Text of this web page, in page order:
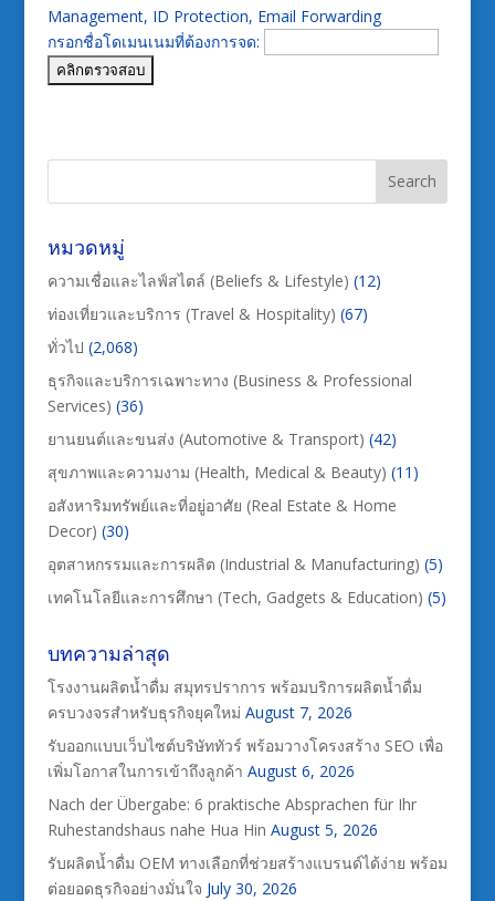
Management, ID Protection, Email Forwarding
กรอกชื่อโดเมนเนมที่ต้องการจด:
หมวดหมู่
ความเชื่อและไลฟ์สไตล์ (Beliefs & Lifestyle) (12)
ท่องเที่ยวและบริการ (Travel & Hospitality) (67)
ทั่วไป (2,068)
ธุรกิจและบริการเฉพาะทาง (Business & Professional
Services) (36)
ยานยนต์และขนส่ง (Automotive & Transport) (42)
สุขภาพและความงาม (Health, Medical & Beauty) (11)
อสังหาริมทรัพย์และที่อยู่อาศัย (Real Estate & Home
Decor) (30)
อุตสาหกรรมและการผลิต (Industrial & Manufacturing) (5)
เทคโนโลยีและการศึกษา (Tech, Gadgets & Education) (5)
บทความล่าสุด
โรงงานผลิตน้ำดื่ม สมุทรปราการ พร้อมบริการผลิตน้ำดื่ม
ครบวงจรสำหรับธุรกิจยุคใหม่ August 7, 2026
รับออกแบบเว็บไซต์บริษัททัวร์ พร้อมวางโครงสร้าง SEO เพื่อ
เพิ่มโอกาสในการเข้าถึงลูกค้า August 6, 2026
Nach der Übergabe: 6 praktische Absprachen für Ihr
Ruhestandshaus nahe Hua Hin August 5, 2026
รับผลิตน้ำดื่ม OEM ทางเลือกที่ช่วยสร้างแบรนด์ได้ง่าย พร้อม
ต่อยอดธุรกิจอย่างมั่นใจ July 30, 2026